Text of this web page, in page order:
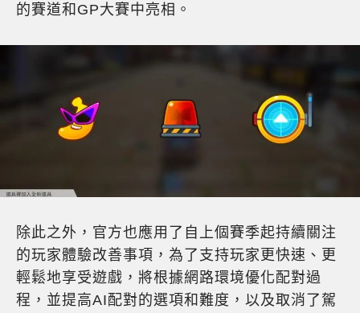
的賽道和GP大賽中亮相。
除此之外，官方也應用了自上個賽季起持續關注
的玩家體驗改善事項，為了支持玩家更快速、更
輕鬆地享受遊戲，將根據網路環境優化配對過
程，並提高AI配對的選項和難度，以及取消了駕